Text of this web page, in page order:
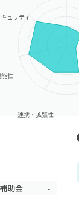
連携・拡張性
性
ュリティ
助金 -